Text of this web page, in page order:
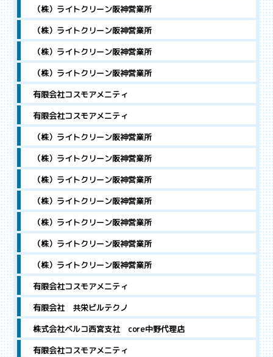
（株）ライトクリーン阪神営業所
（株）ライトクリーン阪神営業所
（株）ライトクリーン阪神営業所
（株）ライトクリーン阪神営業所
有限会社コスモアメニティ
有限会社コスモアメニティ
（株）ライトクリーン阪神営業所
（株）ライトクリーン阪神営業所
（株）ライトクリーン阪神営業所
（株）ライトクリーン阪神営業所
（株）ライトクリーン阪神営業所
（株）ライトクリーン阪神営業所
（株）ライトクリーン阪神営業所
有限会社コスモアメニティ
有限会社 共栄ビルテクノ
株式会社ベルコ西宮支社 core中野代理店
有限会社コスモアメニティ